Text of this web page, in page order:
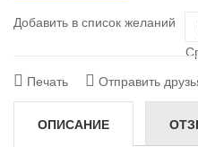
Добавить в список желаний
Печать Отправить
ОПИСАНИЕ